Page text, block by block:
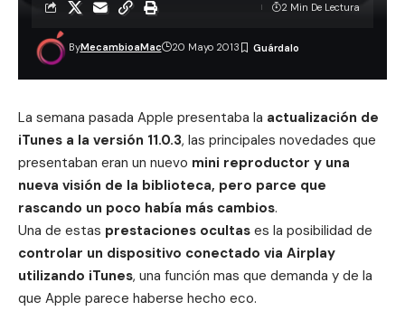
ByMecambioaMac 20 Mayo 2013
2 Min De Lectura
La semana pasada Apple presentaba la actualización de
iTunes a la versión 11.0.3, las principales novedades que
presentaban eran un nuevo mini reproductor y una
nueva visión de la biblioteca, pero parce que
rascando un poco había más cambios.
Una de estas prestaciones ocultas es la posibilidad de
controlar un dispositivo conectado via Airplay
utilizando iTunes, una función mas que demanda y de la
que Apple parece haberse hecho eco.